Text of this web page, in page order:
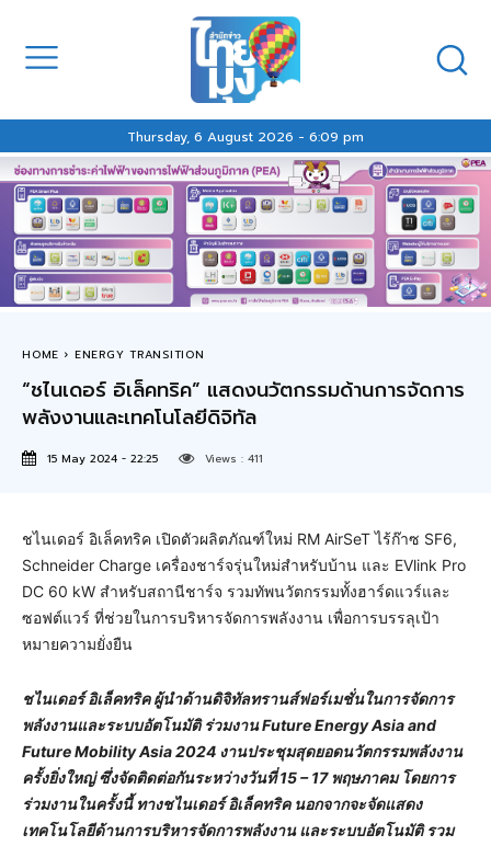
Thursday, 6 August 2026 - 6:09 pm
HOME ENERGY TRANSITION
“ชไนเดอร์ อิเล็คทริค” แสดงนวัตกรรมด้านการจัดการ
พลังงานและเทคโนโลยีดิจิทัล
15 May 2024 - 22:25 Views : 411
ชไนเดอร์ อิเล็คทริค เปิดตัวผลิตภัณฑ์ใหม่ RM AirSeT ไร้ก๊าซ SF6,
Schneider Charge เครื่องชาร์จรุ่นใหม่สำหรับบ้าน และ EVlink Pro
DC 60 kW สำหรับสถานีชาร์จ รวมทัพนวัตกรรมทั้งฮาร์ดแวร์และ
ซอฟต์แวร์ ที่ช่วยในการบริหารจัดการพลังงาน เพื่อการบรรลุเป้า
หมายความยั่งยืน
ชไนเดอร์ อิเล็คทริค ผู้นำด้านดิจิทัลทรานส์ฟอร์เมชั่นในการจัดการ
พลังงานและระบบอัตโนมัติ ร่วมงานFuture Energy Asia and
Future Mobility Asia 2024 งานประชุมสุดยอดนวัตกรรมพลังงาน
ครั้งยิ่งใหญ่ ซึ่งจัดติดต่อกันระหว่างวันที่ 15 – 17 พฤษภาคม โดยการ
ร่วมงานในครั้งนี้ ทางชไนเดอร์ อิเล็คทริค นอกจากจะจัดแสดง
เทคโนโลยีด้านการบริหารจัดการพลังงาน และระบบอัตโนมัติ รวม